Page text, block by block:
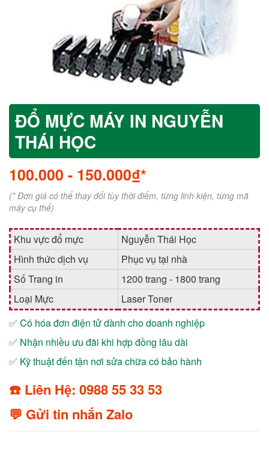
ĐỔ MỰC MÁY IN NGUYỄN
THÁI HỌC
100.000 - 150.000₫*
(* Đơn giá có thể thay đổi tùy thời điểm, từng linh kiện, từng mã
máy cụ thể)
Khu vực đổ mực
Nguyễn Thái Học
Hình thức dịch vụ
Phục vụ tại nhà
Số Trang in
1200 trang - 1800 trang
Loại Mực
Laser Toner
✅ Có hóa đơn điện tử dành cho doanh nghiệp
✅ Nhận nhiều ưu đãi khi hợp đồng lâu dài
✅ Kỹ thuật đến tận nơi sửa chữa có bảo hành
☎️ Liên Hệ: 0988 55 33 53
💬 Gửi tin nhắn Zalo